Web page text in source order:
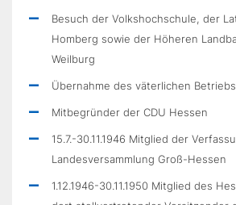
Besuch der Volkshochschule, der
Homberg sowie der Höheren
Weilburg
Übernahme des väterlichen Betriebs
Mitbegründer der CDU Hessen
15.7.-30.11.1946 Mitglied der
Landesversammlung Groß-Hessen
1.12.1946-30.11.1950 Mitglied des